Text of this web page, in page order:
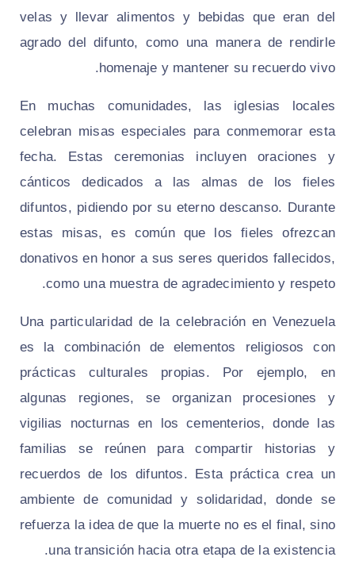
velas y llevar alimentos y bebidas que eran del
agrado del difunto, como una manera de rendirle
homenaje y mantener su recuerdo vivo.
En muchas comunidades, las iglesias locales
celebran misas especiales para conmemorar esta
fecha. Estas ceremonias incluyen oraciones y
cánticos dedicados a las almas de los fieles
difuntos, pidiendo por su eterno descanso. Durante
estas misas, es común que los fieles ofrezcan
donativos en honor a sus seres queridos fallecidos,
como una muestra de agradecimiento y respeto.
Una particularidad de la celebración en Venezuela
es la combinación de elementos religiosos con
prácticas culturales propias. Por ejemplo, en
algunas regiones, se organizan procesiones y
vigilias nocturnas en los cementerios, donde las
familias se reúnen para compartir historias y
recuerdos de los difuntos. Esta práctica crea un
ambiente de comunidad y solidaridad, donde se
refuerza la idea de que la muerte no es el final, sino
una transición hacia otra etapa de la existencia.